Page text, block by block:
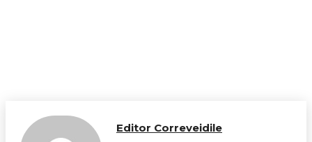
Editor Correveidile